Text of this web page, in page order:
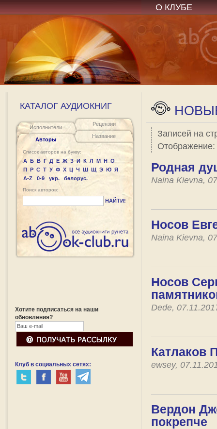
О КЛУБЕ
КАТАЛОГ АУДИОКНИГ
Исполнители
Авторы
Рецензии
Название
Список авторов на букву:
А Б В Г Д Е Ж З И К Л М Н О
П Р С Т У Ф Х Ц Ч Ш Щ Э Ю Я
A-Z
0-9 укр. белорус.
Поиск авторов:
НАЙТИ!
Хотите подписаться на наши
обновления?
Клуб в социальных сетях:
Записей на
Отображение:
Родная
Naina Kievna,
Носов
Naina Kievna,
Носов
Dede,
Катлаков
ewsey,
Вердон
покрепче